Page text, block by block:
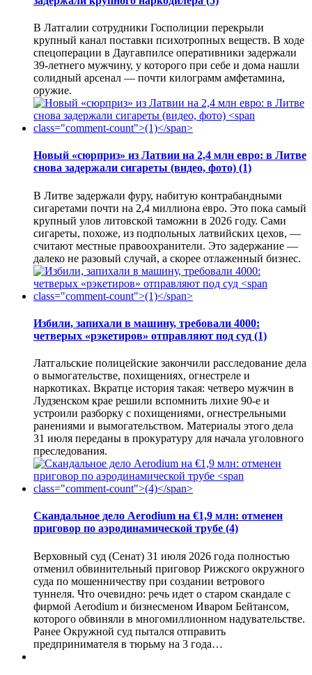
В Латгалии сотрудники Госполиции перекрыли
крупный канал поставки психотропных веществ. В ходе
спецоперации в Даугавпилсе оперативники задержали
39-летнего мужчину, у которого при себе и дома нашли
солидный арсенал — почти килограмм амфетамина,
оружие.
Новый «сюрприз» из Латвии на 2,4 млн евро: в Литве
снова задержали сигареты (видео, фото) (1)
В Литве задержали фуру, набитую контрабандными
сигаретами почти на 2,4 миллиона евро. Это пока самый
крупный улов литовской таможни в 2026 году. Сами
сигареты, похоже, из подпольных латвийских цехов, —
считают местные правоохранители. Это задержание —
далеко не разовый случай, а скорее отлаженный бизнес.
Избили, запихали в машину, требовали 4000:
четверых «рэкетиров» отправляют под суд (1)
Латгальские полицейские закончили расследование дела
о вымогательстве, похищениях, огнестреле и
наркотиках. Вкратце история такая: четверо мужчин в
Лудзенском крае решили вспомнить лихие 90-е и
устроили разборку с похищениями, огнестрельными
ранениями и вымогательством. Материалы этого дела
31 июля переданы в прокуратуру для начала уголовного
преследования.
Скандальное дело Aerodium на €1,9 млн: отменен
приговор по аэродинамической трубе (4)
Верховный суд (Сенат) 31 июля 2026 года полностью
отменил обвинительный приговор Рижского окружного
суда по мошенничеству при создании ветрового
туннеля. Что очевидно: речь идет о старом скандале с
фирмой Aerodium и бизнесменом Иваром Бейтансом,
которого обвиняли в многомиллионном надувательстве.
Ранее Окружной суд пытался отправить
предпринимателя в тюрьму на 3 года…